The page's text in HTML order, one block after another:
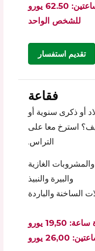
حفل شواء فاخر يشمل مشروبات لمدة ساعتين: 62.50 يورو
للشخص الواحد
تقديم استفسار
فقاعة
أو ذكرى سنوية أو
استرخ معا على
التراس.
الغازية
والبيرة والنبيذ
الساخنة والباردة
يورو
يورو